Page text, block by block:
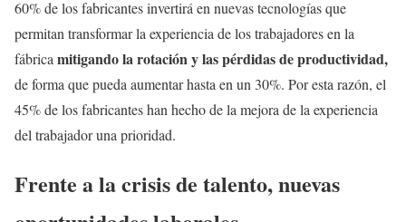
60% de los fabricantes invertirá en nuevas tecnologías que
permitan transformar la experiencia de los trabajadores en la
fábrica mitigando la rotación y las pérdidas de productividad,
de forma que pueda aumentar hasta en un 30%. Por esta razón, el
45% de los fabricantes han hecho de la mejora de la experiencia
del trabajador una prioridad.
Frente a la crisis de talento, nuevas